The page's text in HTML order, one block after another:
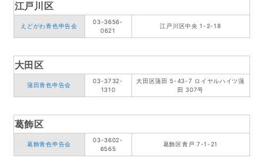
江戸川区
えどがわ青色申告会
03-3656-
0621
江戸川区中央 1-2-18
大田区
蒲田青色申告会
03-3732-
1310
大田区蒲田 5-43-7 ロイヤルハイツ蒲
田 307号
葛飾区
葛飾青色申告会
03-3602-
6565
葛飾区青戸 7-1-21